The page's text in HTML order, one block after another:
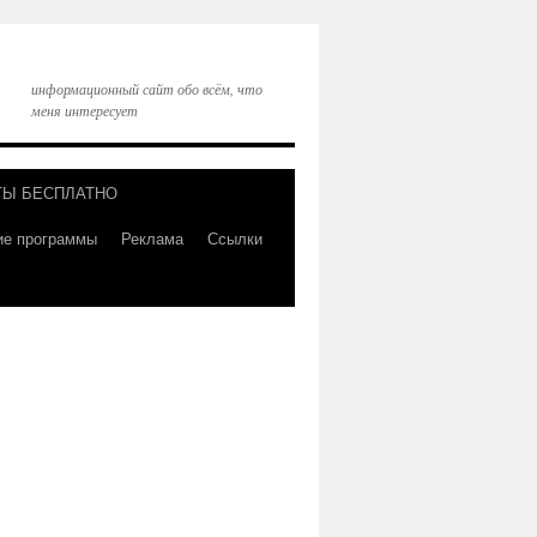
информационный сайт обо всём, что
меня интересует
БЕСПЛАТНО
программы
Реклама Ссылки